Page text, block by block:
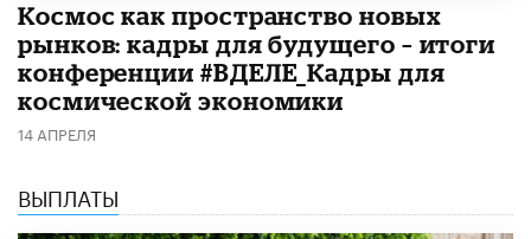
Космос как пространство новых
рынков: кадры для будущего – итоги
конференции #ВДЕЛЕ_Кадры для
космической экономики
14 АПРЕЛЯ
ВЫПЛАТЫ